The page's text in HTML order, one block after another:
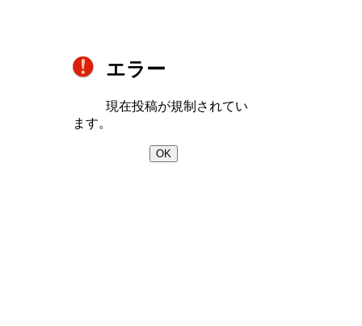
エラー
現在投稿が規制されてい
ます。